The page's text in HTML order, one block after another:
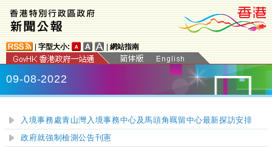
字型大小: 網站指南
09-08-2022
入境事務處青山灣入境事務中心及馬頭角羈留中心最新探訪安排
政府就強制檢測公告刊憲